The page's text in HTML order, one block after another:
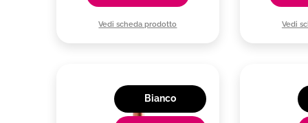
Vedi scheda prodotto Vedi
Bianco